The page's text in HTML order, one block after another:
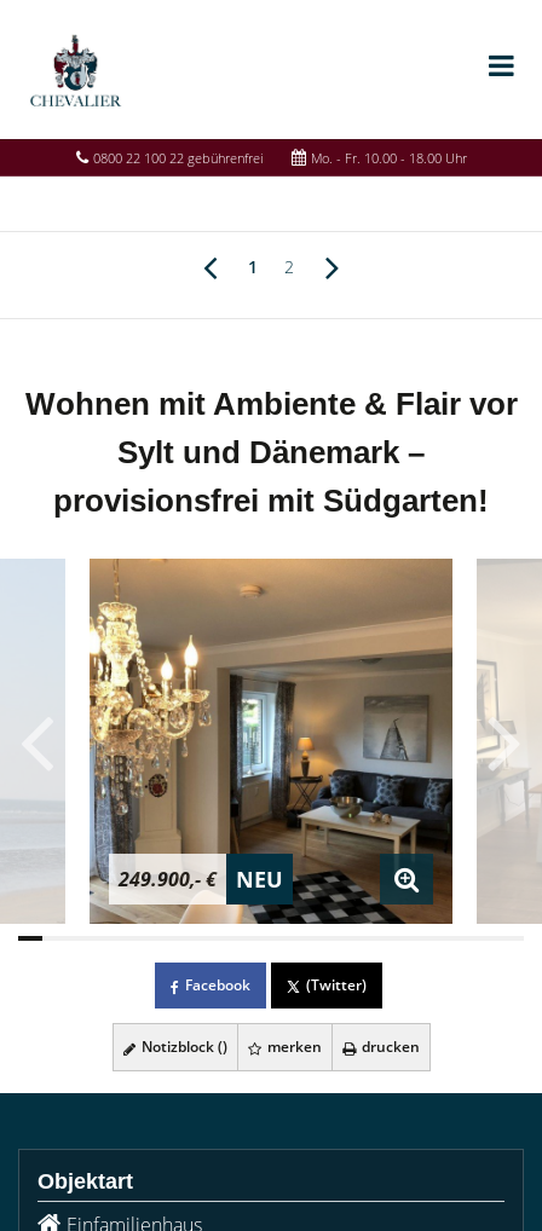
0800 22 100 22 gebührenfrei Mo. - Fr. 10.00 - 18.00 Uhr
1 2
Wohnen mit Ambiente & Flair vor
Sylt und Dänemark –
provisionsfrei mit Südgarten!
249.900,- € NEU
Facebook (Twitter)
Notizblock () merken drucken
Objektart
Einfamilienhaus